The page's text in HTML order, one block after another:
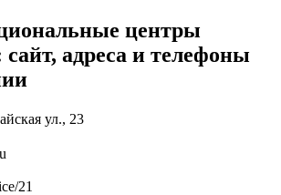
центры
адреса и телефоны
ул., 23
21